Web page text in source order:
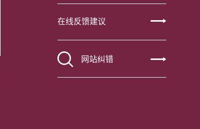
在线反馈建议
网站纠错